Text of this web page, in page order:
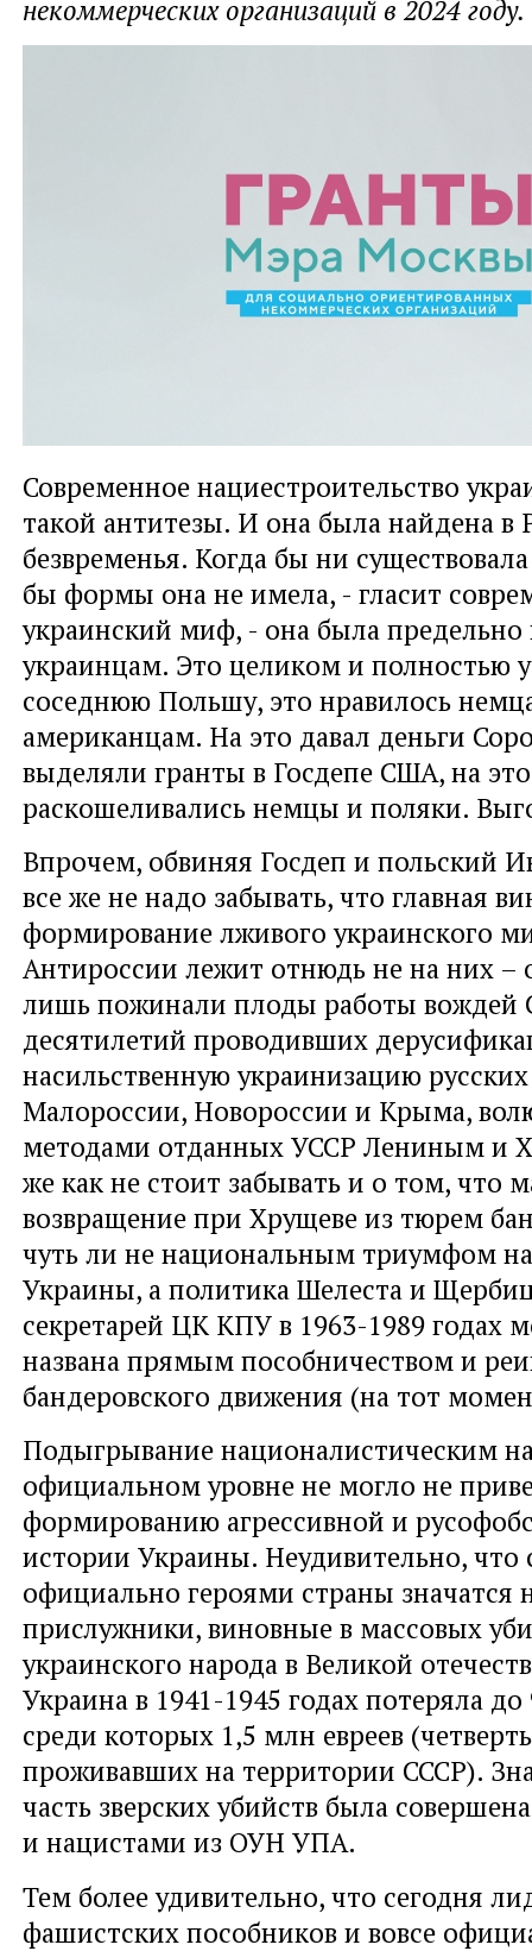
некоммерческих организаций в 2024 году.
Современное нациестроительство
такой антитезы. И она была найдена в
безвременья. Когда бы ни
бы формы она не имела, - гласит
украинский миф, - она была предельно
украинцам. Это целиком и полностью
соседнюю Польшу, это нравилось
американцам. На это давал деньги
выделяли гранты в Госдепе США, на это
раскошеливались немцы и поляки.
Впрочем, обвиняя Госдеп и польский
все же не надо забывать, что главная
формирование лживого украинского
Антироссии лежит отнюдь не на них –
лишь пожинали плоды работы вождей
десятилетий проводивших
насильственную украинизацию
Малороссии, Новороссии и Крыма,
методами отданных УССР Лениным и
же как не стоит забывать и о том, что
возвращение при Хрущеве из тюрем
чуть ли не национальным триумфом
Украины, а политика Шелеста и
секретарей ЦК КПУ в 1963-1989 годах
названа прямым пособничеством и
бандеровского движения (на тот
Подыгрывание националистическим
официальном уровне не могло не
формированию агрессивной и
истории Украины. Неудивительно, что
официально героями страны значатся
прислужники, виновные в массовых
украинского народа в Великой
Украина в 1941-1945 годах потеряла
среди которых 1,5 млн евреев (четверть
проживавших на территории СССР).
часть зверских убийств была
и нацистами из ОУН УПА.
Тем более удивительно, что сегодня
фашистских пособников и вовсе